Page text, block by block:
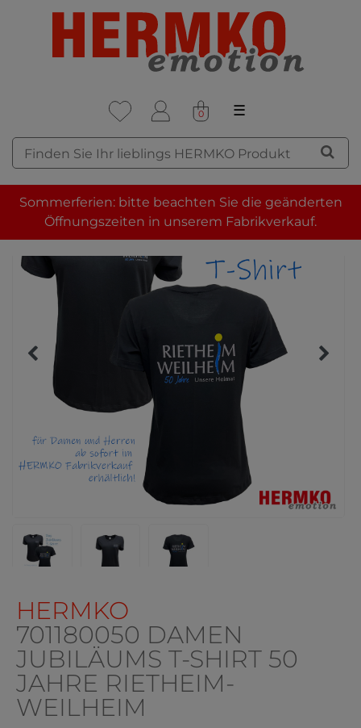
0 ☰
Sommerferien: bitte beachten Sie die geänderten
Öffnungszeiten in unserem Fabrikverkauf.
HERMKO
701180050 DAMEN
JUBILÄUMS T-SHIRT 50
JAHRE RIETHEIM-
WEILHEIM